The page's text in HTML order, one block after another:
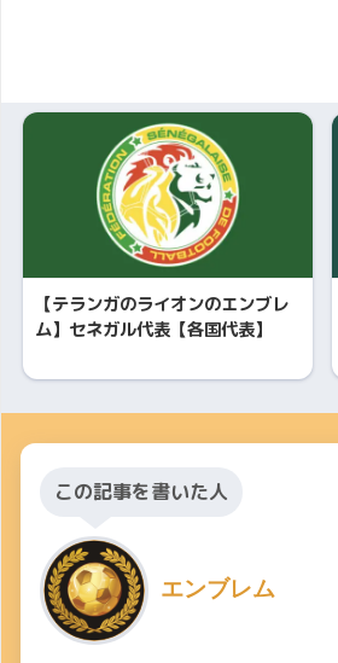
【テランガのライオンのエンブレ
ム】セネガル代表【各国代表】
この記事を書いた人
エンブレム